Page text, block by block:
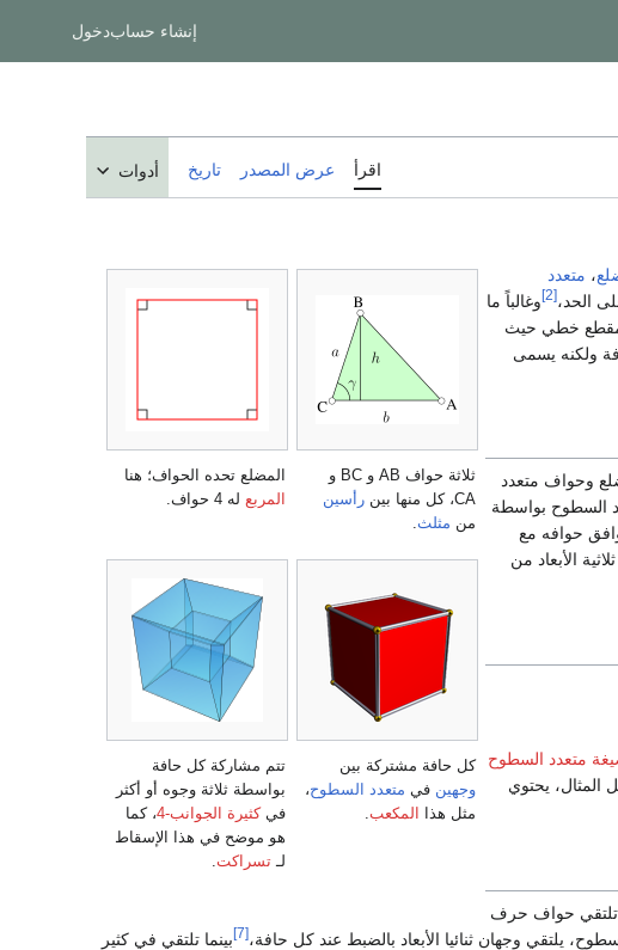
إنشاء حسابدخول
اقرأ عرض المصدر تاريخ أدوات
ثلاثة حواف AB و BC و
CA، كل منها بين
رأسين
من مثلث.
المضلع تحده الحواف؛ هنا
المربع له 4 حواف.
كل حافة مشتركة بين
وجهين في متعدد السطوح،
مثل هذا
المكعب.
تتم مشاركة كل حافة
بواسطة ثلاثة وجوه أو أكثر
فيكثيرة الجوانب-4 ، كما
هو موضح في هذا الإسقاط
لـ تسراكت.
، متعدد
الحد،[2]
وغالباً ما
مقطع خطي حيث
ولكنه يسمى
وحواف متعدد
السطوح بواسطة
حوافه مع
الأبعاد من
متعدد السطوح
تلتقي حواف حرف
يلتقي وجهان ثنائيا الأبعاد بالضبط عند كل حافة،[7]
بينما تلتقي في كثير